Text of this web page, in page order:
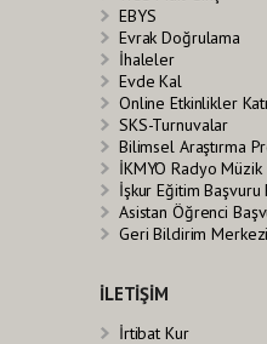
EBYS
Evrak Doğrulama
İhaleler
Evde Kal
Online Etkinlikler
SKS-Turnuvalar
Bilimsel Araştırma
İKMYO Radyo
İşkur Eğitim Başvuru
Asistan Öğrenci
Geri Bildirim Merkezi
İLETİŞİM
İrtibat Kur